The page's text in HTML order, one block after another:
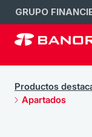
GRUPO
Productos
Apartados